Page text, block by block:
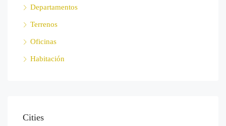
Departamentos
Terrenos
Oficinas
Habitación
Cities